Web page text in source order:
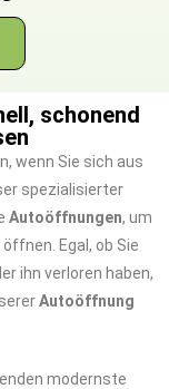
schonend
wenn Sie sich aus
spezialisierter
Autoöffnungen, um
Egal, ob Sie
ihn verloren haben,
Autoöffnung
modernste